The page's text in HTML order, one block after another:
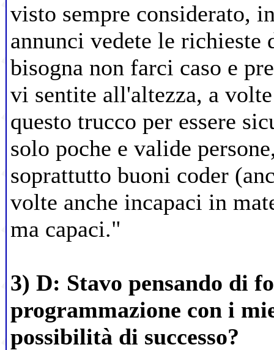
visto sempre considerato,
annunci vedete le richieste
bisogna non farci caso e
vi sentite all'altezza, a
questo trucco per essere
solo poche e valide
soprattutto buoni coder
volte anche incapaci in
ma capaci."
3) D: Stavo pensando di
programmazione con i
possibilità di successo?